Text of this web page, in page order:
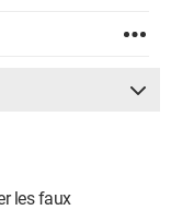
les faux